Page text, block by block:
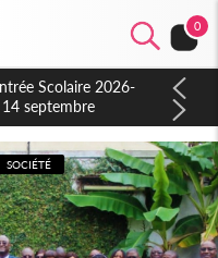
0
le sous-préfet : « La
et à renouveler
développement »
SOCIÉTÉ